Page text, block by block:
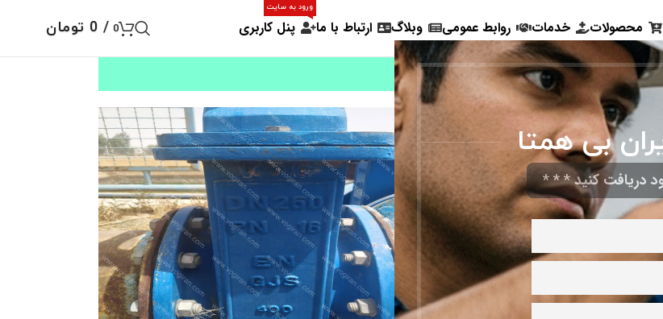
بی همتا
دریافت کنید * * *
محصولات خدمات روابط عمومی وبلاگ ارتباط با ما پنل کاربری
ورود به سایت
0
/
0 تومان
4- مراکز خرید 5- ساختمان 6- نیروگاه 7- سایر